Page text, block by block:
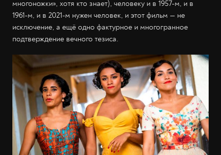
многоножки», хотя кто знает), человеку и в 1957-м, и в
1961-м, и в 2021-м нужен человек, и этот фильм — не
исключение, а ещё одно фактурное и многогранное
подтверждение вечного тезиса.